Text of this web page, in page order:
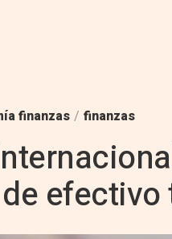
finanzas / finanzas